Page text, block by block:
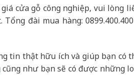
cửa gỗ công nghiệp, vui lòng
đài mua hàng:
tin thật hữu ích và giúp bạn có
cũng như bạn sẽ có được những